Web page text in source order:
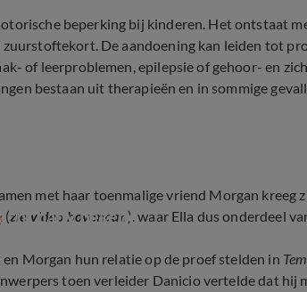
beperking bij kinderen. Het ontstaat
De aandoening kan leiden tot
of leerproblemen, epilepsie of gehoor- en
bestaan uit therapieën en in sommige
met haar toenmalige vriend Morgan kreeg
(zie video bovenaan), waar Ella dus onderdeel
baby bekend
Morgan hun relatie op de proef stelden in
toen verleider Danicio vertelde dat hij